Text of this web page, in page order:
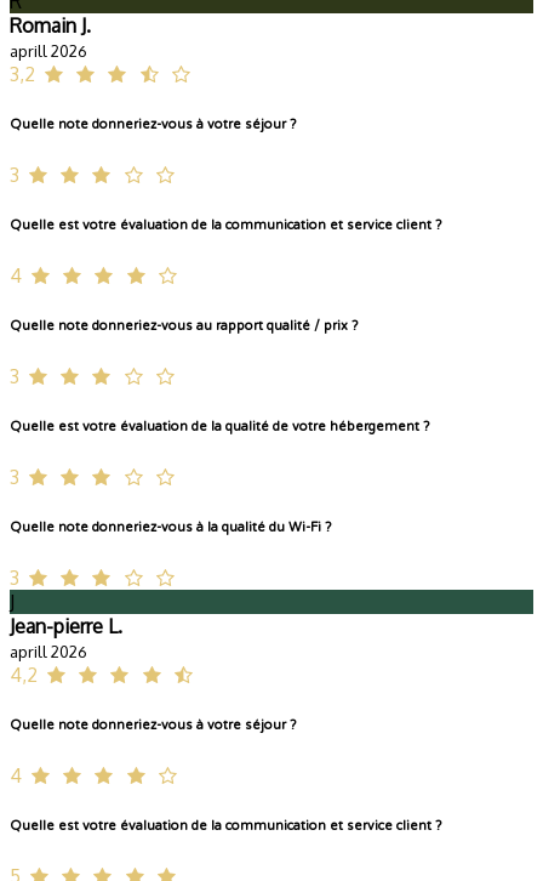
Romain J.
aprill 2026
3,2
Quelle note donneriez-vous à votre séjour ?
3
Quelle est votre évaluation de la communication et service client ?
4
Quelle note donneriez-vous au rapport qualité / prix ?
3
Quelle est votre évaluation de la qualité de votre hébergement ?
3
Quelle note donneriez-vous à la qualité du Wi-Fi ?
3
J
Jean-pierre L.
aprill 2026
4,2
Quelle note donneriez-vous à votre séjour ?
4
Quelle est votre évaluation de la communication et service client ?
5